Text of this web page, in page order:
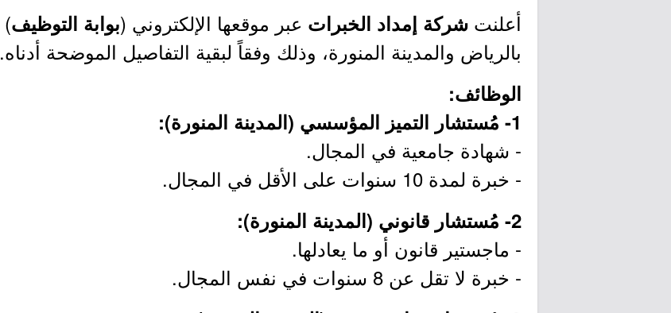
أعلنت شركة إمداد الخبرات عبر موقعها الإلكتروني (بوابة التوظيف
بالرياض والمدينة المنورة، وذلك وفقاً لبقية التفاصيل الموضحة أدناه.
الوظائف:
1- مُستشار التميز المؤسسي (المدينة المنورة):
- شهادة جامعية في المجال.
- خبرة لمدة 10 سنوات على الأقل في المجال.
2- مُستشار قانوني (المدينة المنورة):
- ماجستير قانون أو ما يعادلها.
- خبرة لا تقل عن 8 سنوات في نفس المجال.